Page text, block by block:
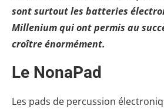
sont surtout les batteries
Millenium qui ont permis au
croître énormément.
Le NonaPad
Les pads de percussion